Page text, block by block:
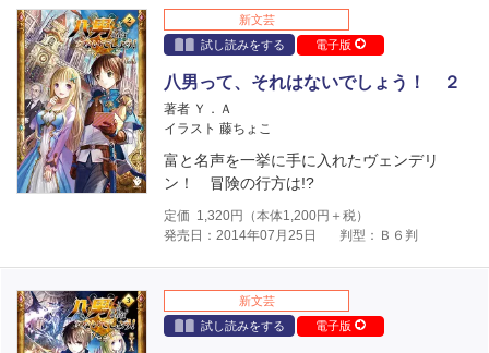
新文芸
試し読みをする
電子版
八男って、それはないでしょう！ ２
著者 Ｙ．Ａ
イラスト 藤ちょこ
富と名声を一挙に手に入れたヴェンデリ
ン！ 冒険の行方は!?
定価 1,320円（本体1,200円＋税）
発売日：2014年07月25日
判型：Ｂ６判
新文芸
試し読みをする
電子版